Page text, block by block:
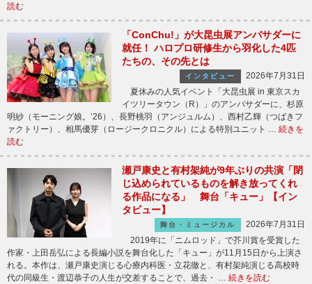
読む
「ConChu!」が大昆虫展アンバサダーに
就任！ ハロプロ研修生から羽化した4匹
たちの、その先とは
インタビュー
2026年7月31日
夏休みの人気イベント「大昆虫展 in 東京スカ
イツリータウン（R）」のアンバサダーに、杉原
明紗（モーニング娘。’26）、長野桃羽（アンジュルム）、西村乙輝（つばきフ
ァクトリー）、相馬優芽（ロージークロニクル）による特別ユニット … 続きを
読む
瀬戸康史と有村架純が9年ぶりの共演「閉
じ込められているものを解き放ってくれ
る作品になる」 舞台「キュー」【イン
タビュー】
舞台・ミュージカル
2026年7月31日
2019年に「ニムロッド」で芥川賞を受賞した
作家・上田岳弘による長編小説を舞台化した「キュー」が11月15日から上演さ
れる。本作は、瀬戸康史演じる心療内科医・立花徹と、有村架純演じる高校時
代の同級生・渡辺恭子の人生が交差することで、過去・ … 続きを読む